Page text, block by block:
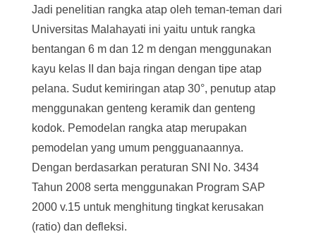
Jadi penelitian rangka atap oleh teman-teman dari
Universitas Malahayati ini yaitu untuk rangka
bentangan 6 m dan 12 m dengan menggunakan
kayu kelas II dan baja ringan dengan tipe atap
pelana. Sudut kemiringan atap 30°, penutup atap
menggunakan genteng keramik dan genteng
kodok. Pemodelan rangka atap merupakan
pemodelan yang umum pengguanaannya.
Dengan berdasarkan peraturan SNI No. 3434
Tahun 2008 serta menggunakan Program SAP
2000 v.15 untuk menghitung tingkat kerusakan
(ratio) dan defleksi.